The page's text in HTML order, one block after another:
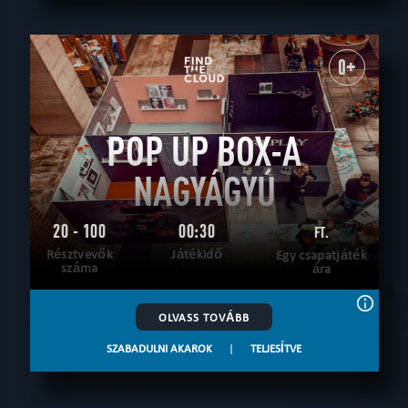
0+
POP UP BOX-A
NAGYÁGYÚ
20 - 100
Résztvevők
száma
00:30
Játékidő
FT.
Egy csapatjáték
ára
OLVASS TOVÁBB
SZABADULNI AKAROK | TELJESÍTVE